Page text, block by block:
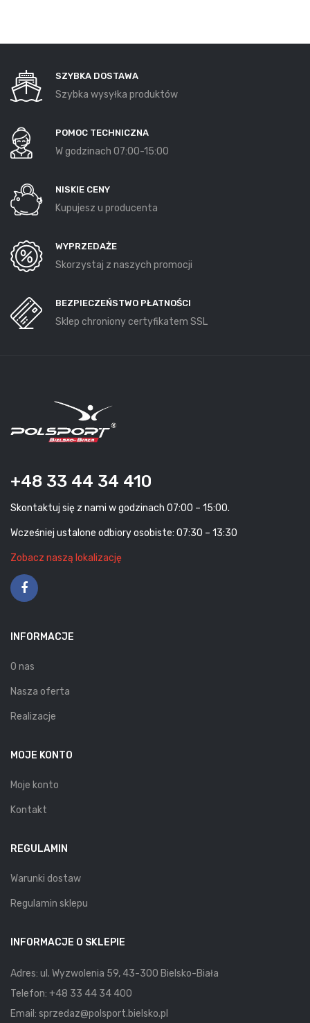
SZYBKA DOSTAWA
Szybka wysyłka produktów
POMOC TECHNICZNA
W godzinach 07:00-15:00
NISKIE CENY
Kupujesz u producenta
WYPRZEDAŻE
Skorzystaj z naszych promocji
BEZPIECZEŃSTWO PŁATNOŚCI
Sklep chroniony certyfikatem SSL
+48 33 44 34 410
Skontaktuj się z nami w godzinach 07:00 – 15:00.
Wcześniej ustalone odbiory osobiste: 07:30 – 13:30
Zobacz naszą lokalizację
INFORMACJE
O nas
Nasza oferta
Realizacje
MOJE KONTO
Moje konto
Kontakt
REGULAMIN
Warunki dostaw
Regulamin sklepu
INFORMACJE O SKLEPIE
Adres: ul. Wyzwolenia 59, 43-300 Bielsko-Biała
Telefon: +48 33 44 34 400
Email: sprzedaz@polsport.bielsko.pl